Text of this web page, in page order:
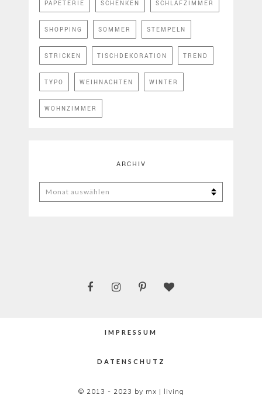
PAPETERIE SCHENKEN SCHLAFZIMMER
SHOPPING SOMMER STEMPELN
STRICKEN TISCHDEKORATION TREND
TYPO WEIHNACHTEN WINTER
WOHNZIMMER
ARCHIV
ARCHIV
IMPRESSUM
DATENSCHUTZ
© 2013 - 2023 by mx | living